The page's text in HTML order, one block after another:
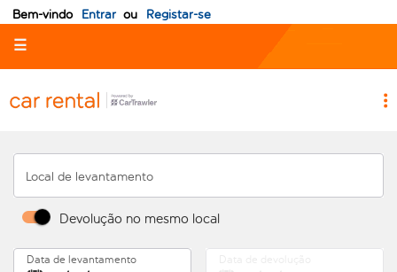
Bem-vindo Entrar ou Registar-se
☰
Local de levantamento
Devolução no mesmo local
Data de levantamento